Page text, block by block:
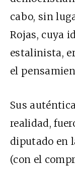
cabo, sin
Rojas, cuya
estalinista,
el
Sus
realidad,
diputado en
(con el